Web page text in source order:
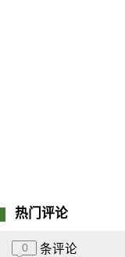
热门评论
0 条评论